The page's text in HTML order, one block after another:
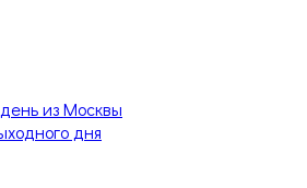
из Москвы
дня